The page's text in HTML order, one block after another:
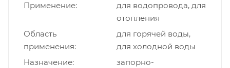
Применение
для водопровода, для
отопления
Область
применения
для горячей воды,
для холодной воды
Назначение
запорно-